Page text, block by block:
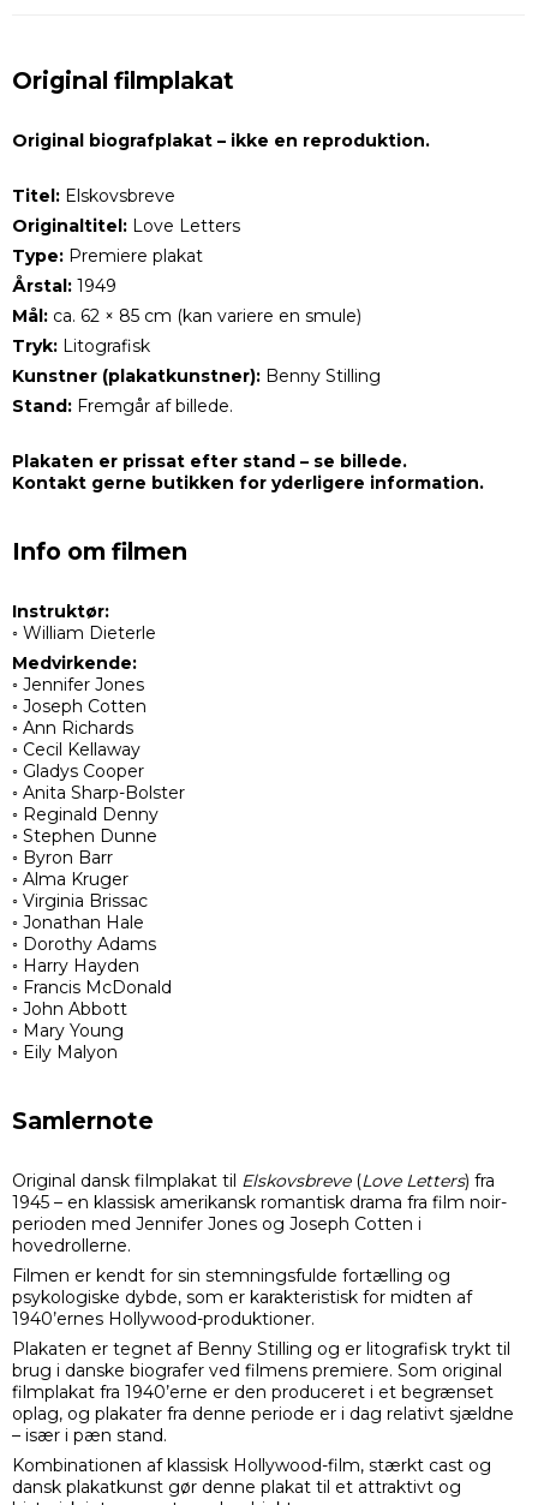
Original filmplakat
Original biografplakat – ikke en reproduktion.
Titel: Elskovsbreve
Originaltitel: Love Letters
Type: Premiere plakat
Årstal: 1949
Mål: ca. 62 × 85 cm (kan variere en smule)
Tryk: Litografisk
Kunstner (plakatkunstner): Benny Stilling
Stand: Fremgår af billede.
Plakaten er prissat efter stand – se billede.
Kontakt gerne butikken for yderligere information.
Info om filmen
Instruktør:
◦ William Dieterle
Medvirkende:
◦ Jennifer Jones
◦ Joseph Cotten
◦ Ann Richards
◦ Cecil Kellaway
◦ Gladys Cooper
◦ Anita Sharp-Bolster
◦ Reginald Denny
◦ Stephen Dunne
◦ Byron Barr
◦ Alma Kruger
◦ Virginia Brissac
◦ Jonathan Hale
◦ Dorothy Adams
◦ Harry Hayden
◦ Francis McDonald
◦ John Abbott
◦ Mary Young
◦ Eily Malyon
Samlernote
Original dansk filmplakat til Elskovsbreve(Love Letters) fra
1945 – en klassisk amerikansk romantisk drama fra film noir-
perioden med Jennifer Jones og Joseph Cotten i
hovedrollerne.
Filmen er kendt for sin stemningsfulde fortælling og
psykologiske dybde, som er karakteristisk for midten af
1940’ernes Hollywood-produktioner.
Plakaten er tegnet af Benny Stilling og er litografisk trykt til
brug i danske biografer ved filmens premiere. Som original
filmplakat fra 1940’erne er den produceret i et begrænset
oplag, og plakater fra denne periode er i dag relativt sjældne
– især i pæn stand.
Kombinationen af klassisk Hollywood-film, stærkt cast og
dansk plakatkunst gør denne plakat til et attraktivt og